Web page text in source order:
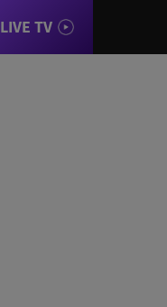
LIVE TV